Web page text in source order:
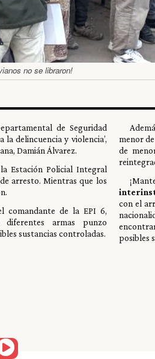
no se libraron!
de Seguridad
la delincuencia y violencia’,
Damián Álvarez.
Estación Policial Integral
arresto. Mientras que los
comandante de la EPI 6,
diferentes armas punzo
sustancias controladas.
menor
de
con el
posibles